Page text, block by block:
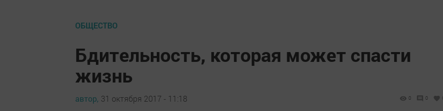
ОБЩЕСТВО
Бдительность, которая может спасти
жизнь
автор, 31 октября 2017 - 11:18 0 0